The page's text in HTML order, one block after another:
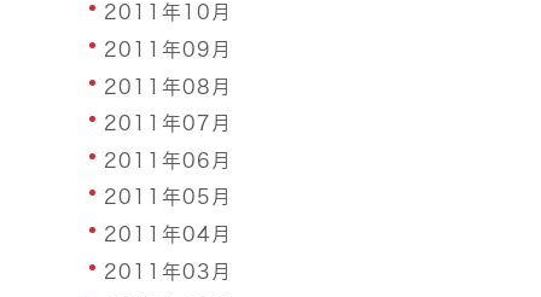
2011年10月
2011年09月
2011年08月
2011年07月
2011年06月
2011年05月
2011年04月
2011年03月